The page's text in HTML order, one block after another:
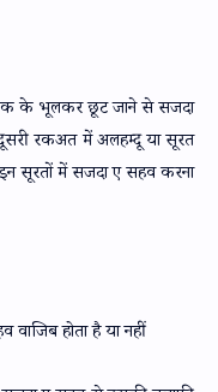
के भूलकर छूट जाने से सजदा
रकअत में अलहम्दू या सूरत
सूरतों में सजदा ए सहव करना
होता है या नहीं